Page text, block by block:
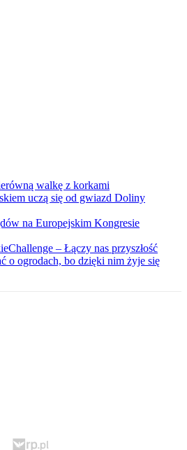
walkę z korkami
uczą się od gwiazd Doliny
na Europejskim Kongresie
– Łączy nas przyszłość
o ogrodach, bo dzięki nim żyje się